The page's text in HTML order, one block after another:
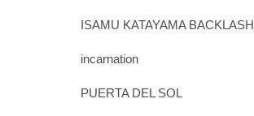
ISAMU KATAYAMA BACKLASH
incarnation
PUERTA DEL SOL